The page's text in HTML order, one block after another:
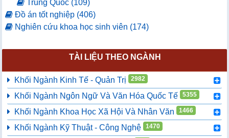
Trung Quốc (109)
Đồ án tốt nghiệp (406)
Nghiên cứu khoa học sinh viên (174)
TÀI LIỆU THEO NGÀNH
Khối Ngành Kinh Tế - Quản Trị 2982
Khối Ngành Ngôn Ngữ Và Văn Hóa Quốc Tế 5355
Khối Ngành Khoa Học Xã Hội Và Nhân Văn 1466
Khối Ngành Kỹ Thuật - Công Nghệ 1470